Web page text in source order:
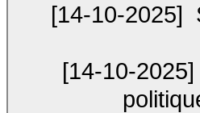
[14-10-2025]
[14-10-2025]